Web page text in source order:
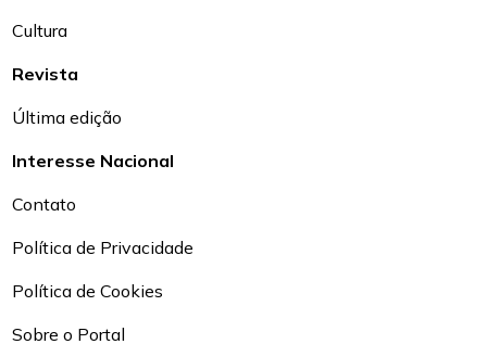
Cultura
Revista
Última edição
Interesse Nacional
Contato
Política de Privacidade
Política de Cookies
Sobre o Portal